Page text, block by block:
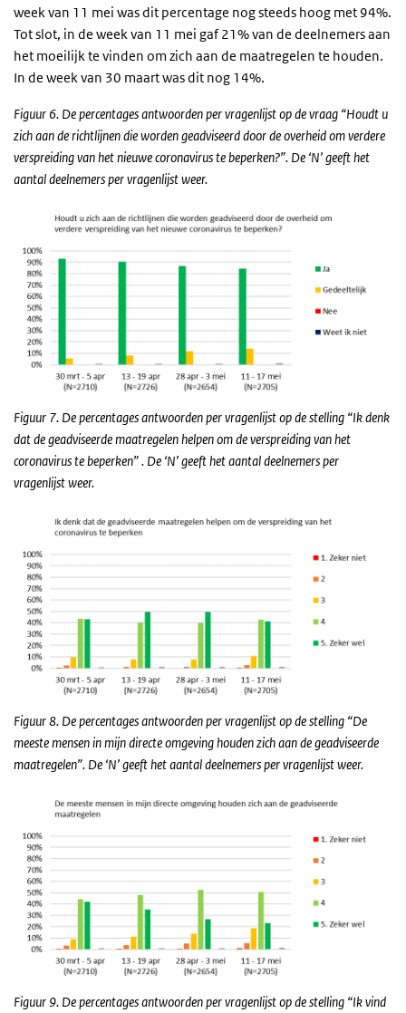
week van 11 mei was dit percentage nog steeds hoog met 94%.
Tot slot, in de week van 11 mei gaf 21% van de deelnemers aan
het moeilijk te vinden om zich aan de maatregelen te houden.
In de week van 30 maart was dit nog 14%.
Figuur 6. De percentages antwoorden per vragenlijst op de vraag “Houdt u
zich aan de richtlijnen die worden geadviseerd door de overheid om verdere
verspreiding van het nieuwe coronavirus te beperken?”. De ‘N’ geeft het
aantal deelnemers per vragenlijst weer.
Figuur 7. De percentages antwoorden per vragenlijst op de stelling “Ik denk
dat de geadviseerde maatregelen helpen om de verspreiding van het
coronavirus te beperken” . De ‘N’ geeft het aantal deelnemers per
vragenlijst weer.
Figuur 8. De percentages antwoorden per vragenlijst op de stelling “De
meeste mensen in mijn directe omgeving houden zich aan de geadviseerde
maatregelen”. De ‘N’ geeft het aantal deelnemers per vragenlijst weer.
Figuur 9. De percentages antwoorden per vragenlijst op de stelling “Ik vind